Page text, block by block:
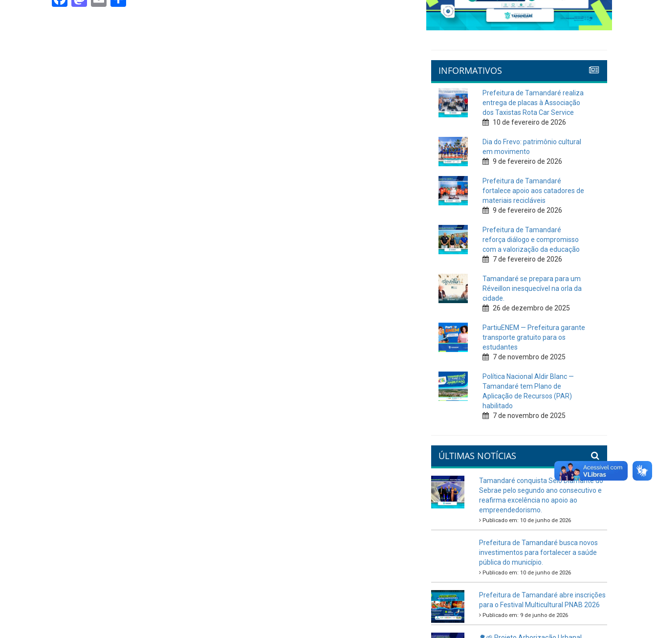
INFORMATIVOS
Prefeitura de Tamandaré realiza
entrega de placas à Associação
dos Taxistas Rota Car Service
10 de fevereiro de 2026
Dia do Frevo: patrimônio cultural
em movimento
9 de fevereiro de 2026
Prefeitura de Tamandaré
fortalece apoio aos catadores de
materiais recicláveis
9 de fevereiro de 2026
Prefeitura de Tamandaré
reforça diálogo e compromisso
com a valorização da educação
7 de fevereiro de 2026
Tamandaré se prepara para um
Réveillon inesquecível na orla da
cidade.
26 de dezembro de 2025
PartiuENEM — Prefeitura garante
transporte gratuito para os
estudantes
7 de novembro de 2025
Política Nacional Aldir Blanc —
Tamandaré tem Plano de
Aplicação de Recursos (PAR)
habilitado
7 de novembro de 2025
ÚLTIMAS NOTÍCIAS
Tamandaré conquista Selo Diamante do
Sebrae pelo segundo ano consecutivo e
reafirma excelência no apoio ao
empreendedorismo.
Publicado em: 10 de junho de 2026
Prefeitura de Tamandaré busca novos
investimentos para fortalecer a saúde
pública do município.
Publicado em: 10 de junho de 2026
Prefeitura de Tamandaré abre inscrições
para o Festival Multicultural PNAB 2026
Publicado em: 9 de junho de 2026